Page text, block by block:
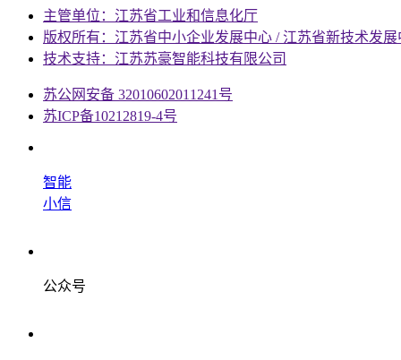
主管单位：江苏省工业和信息化厅
版权所有：江苏省中小企业发展中心 / 江苏省新技术发展
技术支持：江苏苏豪智能科技有限公司
苏公网安备 32010602011241号
苏ICP备10212819-4号
智能
小信
公众号